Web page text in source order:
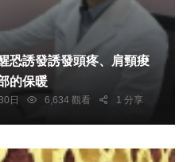
頸部的保暖
日 6,634 觀看 1 分享